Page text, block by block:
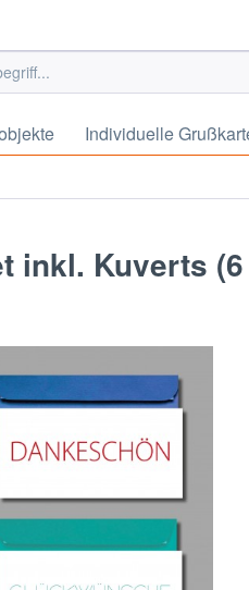
Individuelle
inkl. Kuverts